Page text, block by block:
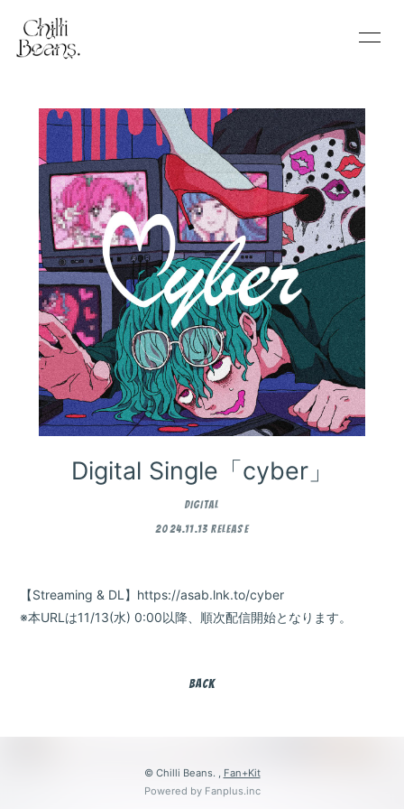
Schedule Profile
Video Discography
Goods Store Blog
Movie Radio
Photo Q&A
Room MAGAZINE
会員登録 ログイン
Digital Single「cyber」
DIGITAL
2024.11.13 RELEASE
【Streaming & DL】 https://asab.lnk.to/cyber
※本URLは11/13(水) 0:00以降、順次配信開始となります。
BACK
© Chilli Beans. , Fan+Kit
Powered by Fanplus.inc